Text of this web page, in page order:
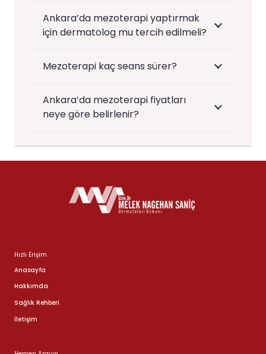
Ankara’da mezoterapi yaptırmak
için dermatolog mu tercih edilmeli?
Mezoterapi kaç seans sürer?
Ankara’da mezoterapi fiyatları
neye göre belirlenir?
Hızlı Erişim
Anasayfa
Hakkımda
Sağlık Rehberi
İletişim